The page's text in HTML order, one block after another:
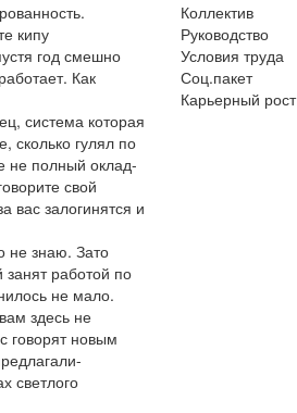
кипу
год смешно
Как
система которая
сколько гулял по
не полный оклад-
свой
вас залогинятся и
не знаю. Зато
занят работой по
не мало.
здесь не
говорят новым
светлого
Коллектив
Руководство
Условия труда
Соц.пакет
Карьерный рост